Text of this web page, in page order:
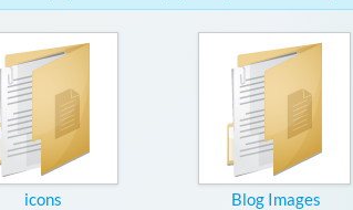
Blog Images
icons